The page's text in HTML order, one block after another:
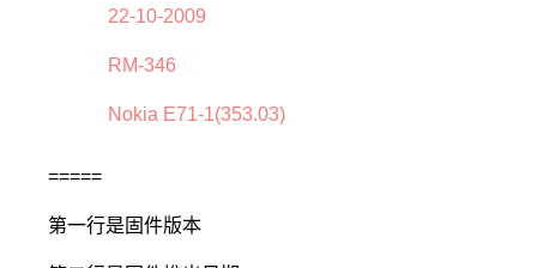
22-10-2009
RM-346
Nokia E71-1(353.03)
=====
第一行是固件版本